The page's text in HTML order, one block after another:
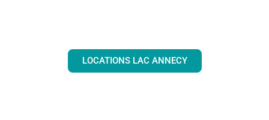
LOCATIONS LAC ANNECY